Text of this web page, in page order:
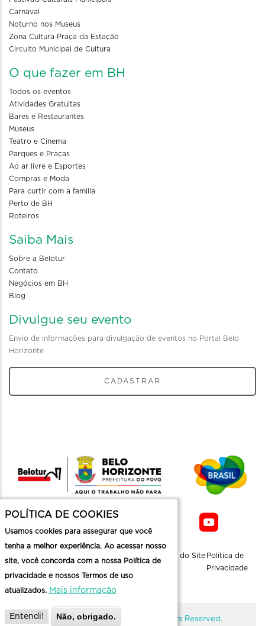
Carnaval
Noturno nos Museus
Zona Cultura Praça da Estação
Circuito Municipal de Cultura
O que fazer em BH
Todos os eventos
Atividades Gratuitas
Bares e Restaurantes
Museus
Teatro e Cinema
Parques e Praças
Ao ar livre e Esportes
Compras e Moda
Para curtir com a familia
Perto de BH
Roteiros
Saiba Mais
Sobre a Belotur
Contato
Negócios em BH
Blog
Divulgue seu evento
Envio de informações para divulgação de eventos no Portal Belo
Horizonte
CADASTRAR
Mapa do Site Politica de
Privacidade
@ Copyright Belotur 2026. All Rights Reserved.
POLÍTICA DE COOKIES
Usamos cookies para assegurar que você
tenha a melhor experiência. Ao acessar nosso
site, você concorda com a nossa Política de
privacidade e nossos Termos de uso
atualizados. Mais informação
Entendi! Não, obrigado.